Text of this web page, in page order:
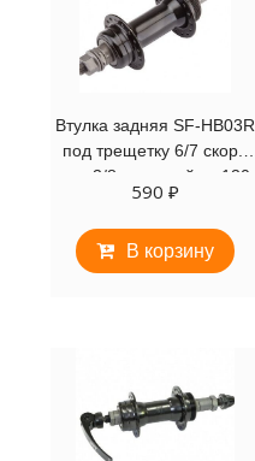
Втулка задняя SF-HB03R
под трещетку 6/7 скор.,
ось 3/8», под гайки, 130
мм, 165 мм, 36 отв.
590₽
В корзину